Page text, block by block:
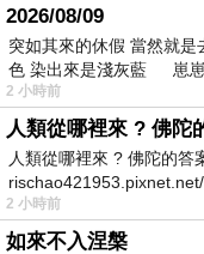
2026/08/09
突如其來的休假 當然就
色 染出來是淺灰藍 崽
2 小時前
人類從哪裡來 ? 佛陀
人類從哪裡來 ? 佛陀的答
2 小時前
如來不入涅槃